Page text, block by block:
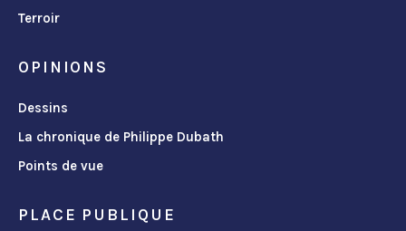
Terroir
OPINIONS
Dessins
La chronique de Philippe Dubath
Points de vue
PLACE PUBLIQUE